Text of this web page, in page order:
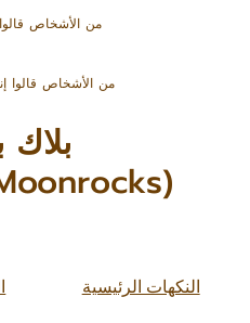
٪19 من الأشخاص
٪19 من الأشخاص
النكهات الرئيسية